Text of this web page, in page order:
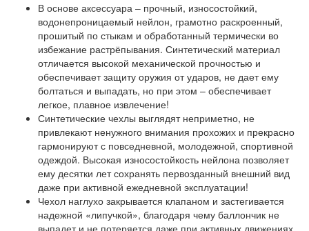
В основе аксессуара – прочный, износостойкий,
водонепроницаемый нейлон, грамотно раскроенный,
прошитый по стыкам и обработанный термически во
избежание растрёпывания. Синтетический материал
отличается высокой механической прочностью и
обеспечивает защиту оружия от ударов, не дает ему
болтаться и выпадать, но при этом – обеспечивает
легкое, плавное извлечение!
Синтетические чехлы выглядят неприметно, не
привлекают ненужного внимания прохожих и прекрасно
гармонируют с повседневной, молодежной, спортивной
одеждой. Высокая износостойкость нейлона позволяет
ему десятки лет сохранять первозданный внешний вид
даже при активной ежедневной эксплуатации!
Чехол наглухо закрывается клапаном и застегивается
надежной «липучкой», благодаря чему баллончик не